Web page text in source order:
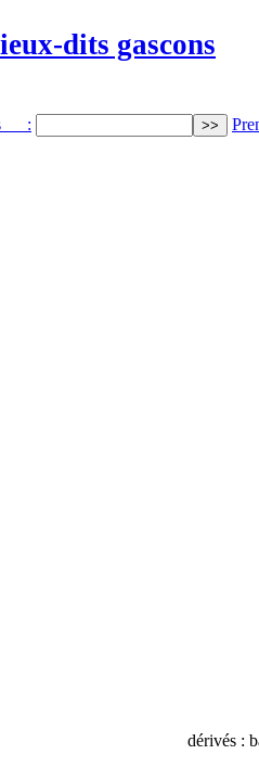
dits gascons
:
dérivés :